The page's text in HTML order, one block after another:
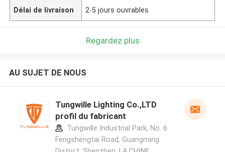
Délai de livraison 2-5 jours ouvrables
Regardez plus
AU SUJET DE NOUS
Tungwille Lighting Co.,LTD
profil du fabricant
Tungwille Industrial Park, No. 6
Fengshengtai Road, Guangming